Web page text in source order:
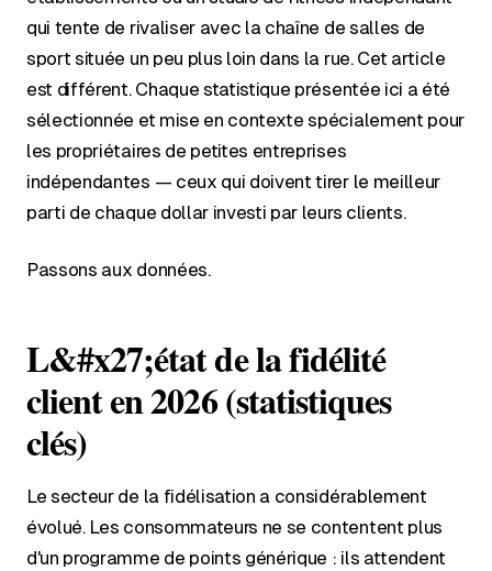
qui tente de rivaliser avec la chaîne de salles de
sport située un peu plus loin dans la rue. Cet article
est différent. Chaque statistique présentée ici a été
sélectionnée et mise en contexte spécialement pour
les propriétaires de petites entreprises
indépendantes — ceux qui doivent tirer le meilleur
parti de chaque dollar investi par leurs clients.
Passons aux données.
L&#x27;état de la fidélité
client en 2026 (statistiques
clés)
Le secteur de la fidélisation a considérablement
évolué. Les consommateurs ne se contentent plus
d'un programme de points générique : ils attendent